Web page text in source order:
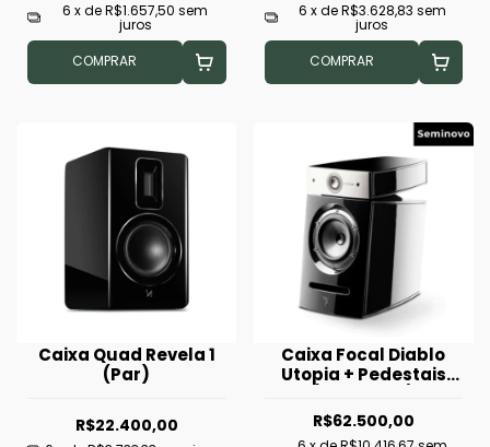
6 x deR$1.657,50 sem
juros
COMPRAR
6 x deR$3.628,83 sem
juros
COMPRAR
Caixa Quad Revela 1
(Par)
R$22.400,00
Caixa Focal Diablo
Utopia + Pedestais
R$62.500,00